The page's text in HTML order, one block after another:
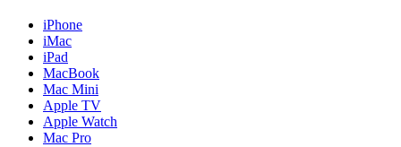
iPhone
iMac
iPad
MacBook
Mac Mini
Apple TV
Apple Watch
Mac Pro